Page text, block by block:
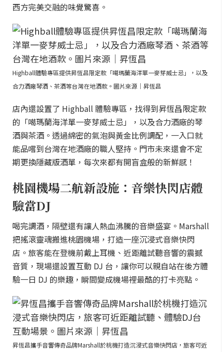
西方完美交融的味覺驚喜。
Highball體驗專區提供昇恆昌限定款「噶瑪蘭海洋單一麥芽威士忌」，以及
合力酒廠琴酒、茶酒等台灣在地酒款。圖片來源｜昇恆昌
店內還設置了 Highball 體驗專區，找得到昇恆昌限定款
的「噶瑪蘭海洋單一麥芽威士忌」，以及合力酒廠的琴
酒與茶酒。透過綿密的氣泡與黃金比例調配，一入口就
能品嚐到台灣在地酒廠的職人堅持。門市未來還會不定
期更換隱藏版酒單，每次來都有開盲盒般的新鮮感！
桃園機場二航新設施：音樂快閃店體
驗當DJ
喝完調酒，隔壁還有讓人熱血沸騰的音樂盛宴。Marshall
把搖滾靈魂搬進桃園機場，打造一座沉浸式音樂快閃
店。旅客能在登機前戴上耳機、近距離試聽音響的震撼
音質，現場還設置互動 DJ 台，讓你可以親自站在後方體
驗一日 DJ 的樂趣，瞬間變成機場裡最酷的打卡亮點。
昇恆昌攜手音響傳奇品牌Marshall於桃機打造沉浸式音樂快閃店，旅客可近